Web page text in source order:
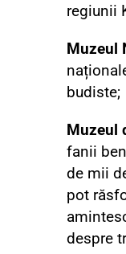
regiunii
Muzeul
budiste;
Muzeul
fanii
de mii
pot
despre